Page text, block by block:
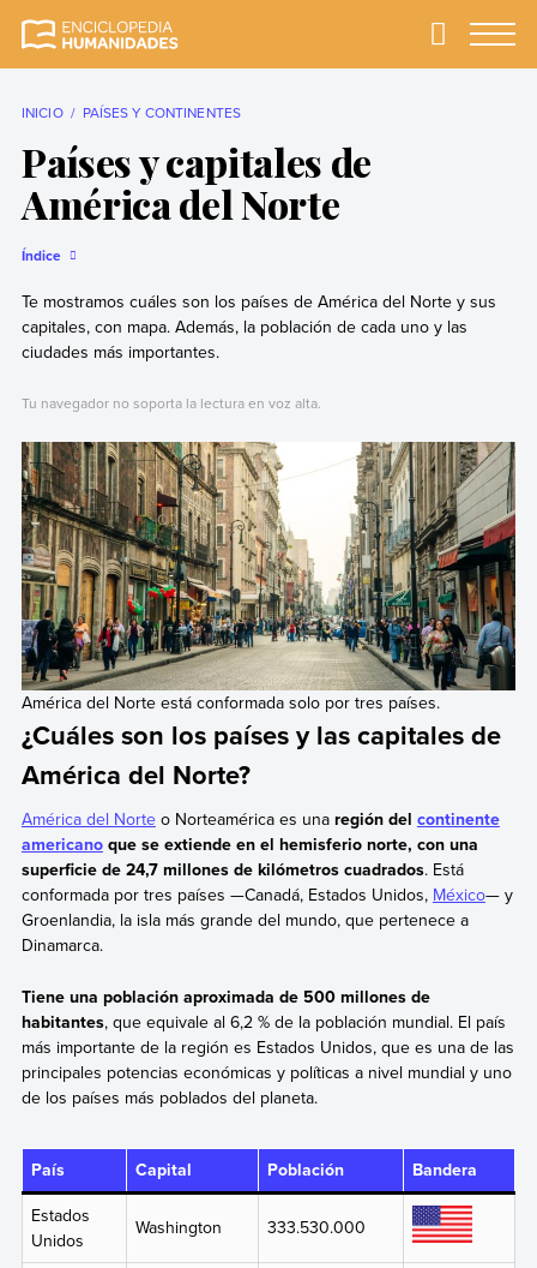
completa y más
Primary
INICIO PAÍSES Y CONTINENTES
Países y capitales de
América del Norte
Índice
Te mostramos cuáles son los países de América del Norte y sus
capitales, con mapa. Además, la población de cada uno y las
ciudades más importantes.
Tu navegador no soporta la lectura en voz alta.
América del Norte está conformada solo por tres países.
¿Cuáles son los países y las capitales de
América del Norte?
América del Norteo Norteamérica es una región del continente
americanoque se extiende en el hemisferio norte, con una
superficie de 24,7 millones de kilómetros cuadrados. Está
conformada por tres países —Canadá, Estados Unidos, México— y
Groenlandia, la isla más grande del mundo, que pertenece a
Dinamarca.
Tiene una población aproximada de 500 millones de
habitantes, que equivale al 6,2 % de la población mundial. El país
más importante de la región es Estados Unidos, que es una de las
principales potencias económicas y políticas a nivel mundial y uno
de los países más poblados del planeta.
País Capital Población
Bandera
Estados
Unidos
Washington 333.530.000